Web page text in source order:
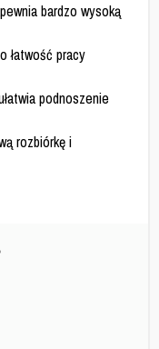
bardzo wysoką
łatwość pracy
podnoszenie
rozbiórkę i